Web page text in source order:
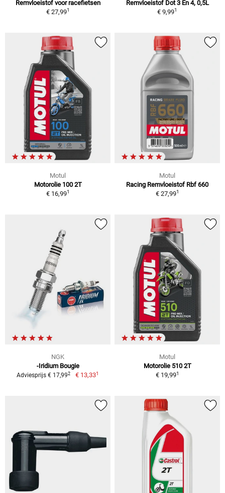
Remvloeistof voor racefietsen
€ 27,991
Remvloeistof Dot 3 En 4, 0,5L
€ 9,991
Motul
Motorolie 100 2T
€ 16,991
Motul
Racing Remvloeistof Rbf 660
€ 27,991
NGK
-Iridium Bougie
Adviesprijs € 17,992 € 13,331
Motul
Motorolie 510 2T
€ 19,991